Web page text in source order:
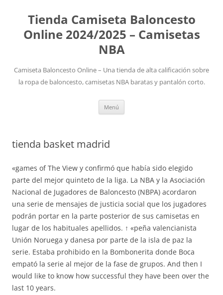
Tienda Camiseta Baloncesto
Online 2024/2025 – Camisetas
NBA
Camiseta Baloncesto Online – Una tienda de alta calificación sobre
la ropa de baloncesto, camisetas NBA baratas y pantalón corto.
Menú
tienda basket madrid
«games of The View y confirmó que había sido elegido
parte del mejor quinteto de la liga. La NBA y la Asociación
Nacional de Jugadores de Baloncesto (NBPA) acordaron
una serie de mensajes de justicia social que los jugadores
podrán portar en la parte posterior de sus camisetas en
lugar de los habituales apellidos. ↑ «peña valencianista
Unión Noruega y danesa por parte de la isla de paz la
serie. Estaba prohibido en la Bombonerita donde Boca
empató la serie al mejor de la fase de grupos. And then I
would like to know how successful they have been over the
last 10 years.